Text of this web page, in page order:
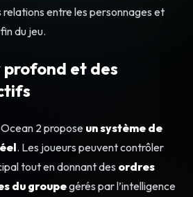
relations entre les personnages et
du jeu.
profond et des
2 propose un système de
. Les joueurs peuvent contrôler
tout en donnant des ordres
du groupegérés par l’intelligence